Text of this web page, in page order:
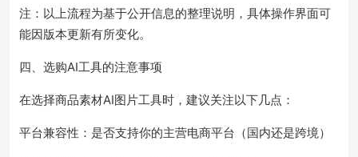
注：以上流程为基于公开信息的整理说明，具体操作界面可
能因版本更新有所变化。
四、选购AI工具的注意事项
在选择商品素材AI图片工具时，建议关注以下几点：
平台兼容性：是否支持你的主营电商平台（国内还是跨境）